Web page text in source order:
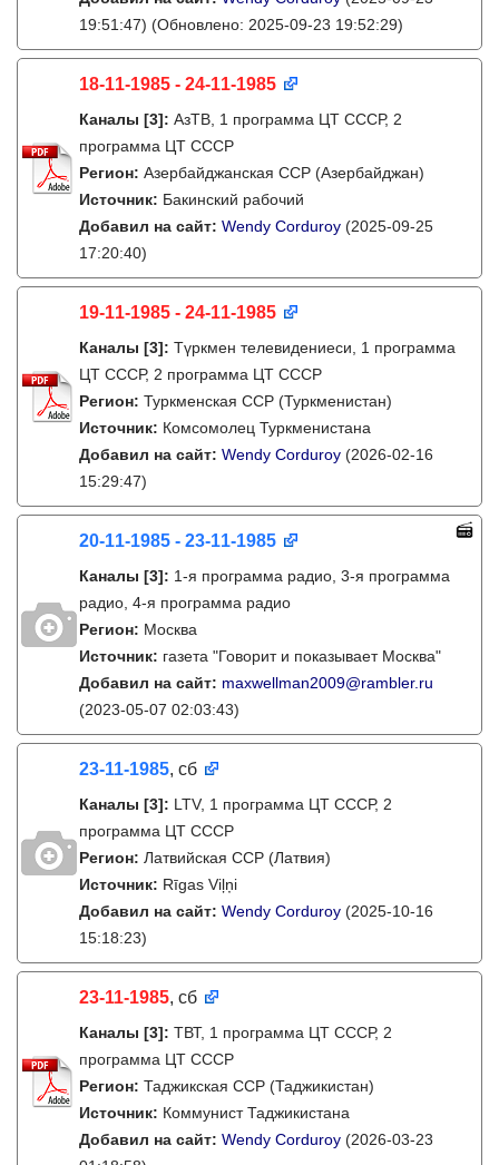
19:51:47) (Обновлено: 2025-09-23 19:52:29)
18-11-1985 - 24-11-1985
Каналы [3]: АзТВ, 1 программа ЦТ СССР, 2
программа ЦТ СССР
Регион: Азербайджанская ССР (Азербайджан)
Источник: Бакинский рабочий
Добавил на сайт: Wendy Corduroy (2025-09-25
17:20:40)
19-11-1985 - 24-11-1985
Каналы [3]: Түркмен телевидениеси, 1 программа
ЦТ СССР, 2 программа ЦТ СССР
Регион: Туркменская ССР (Туркменистан)
Источник: Комсомолец Туркменистана
Добавил на сайт: Wendy Corduroy (2026-02-16
15:29:47)
20-11-1985 - 23-11-1985
Каналы [3]: 1-я программа радио, 3-я программа
радио, 4-я программа радио
Регион: Москва
Источник: газета "Говорит и показывает Москва"
Добавил на сайт: maxwellman2009@rambler.ru
(2023-05-07 02:03:43)
23-11-1985, сб
Каналы [3]: LTV, 1 программа ЦТ СССР, 2
программа ЦТ СССР
Регион: Латвийская ССР (Латвия)
Источник: Rīgas Viļņi
Добавил на сайт: Wendy Corduroy (2025-10-16
15:18:23)
23-11-1985, сб
Каналы [3]: ТВТ, 1 программа ЦТ СССР, 2
программа ЦТ СССР
Регион: Таджикская ССР (Таджикистан)
Источник: Коммунист Таджикистана
Добавил на сайт: Wendy Corduroy (2026-03-23